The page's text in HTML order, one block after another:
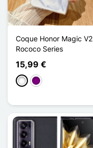
Coque Honor Magic V2
Rococo Series
15,99 €
WeißViolett